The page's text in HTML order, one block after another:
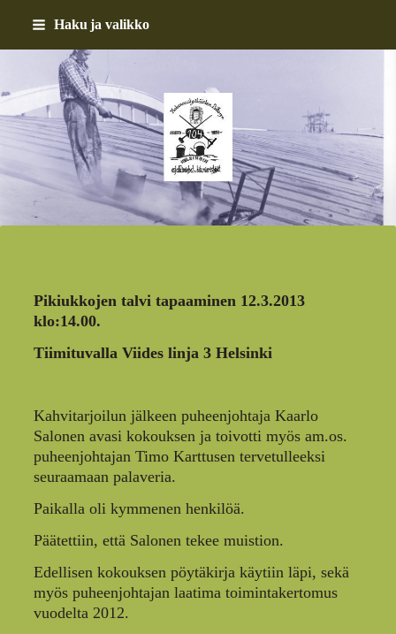
Siirry
sisältöön
Haku ja valikko
Helsingin asfalttimiehet
Pikiukkojen talvi tapaaminen 12.3.2013
klo:14.00.
Tiimituvalla Viides linja 3 Helsinki
Kahvitarjoilun jälkeen puheenjohtaja Kaarlo
Salonen avasi kokouksen ja toivotti myös am.os.
puheenjohtajan Timo Karttusen tervetulleeksi
seuraamaan palaveria.
Paikalla oli kymmenen henkilöä.
Päätettiin, että Salonen tekee muistion.
Edellisen kokouksen pöytäkirja käytiin läpi, sekä
myös puheenjohtajan laatima toimintakertomus
vuodelta 2012.